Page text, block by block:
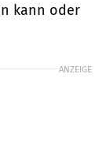
kann oder
ANZEIGE